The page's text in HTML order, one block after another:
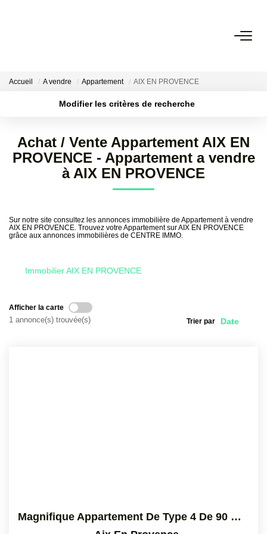
ESTIMATION
NOS AGENCES
CONTACT
Accueil A vendre Appartement AIX EN PROVENCE
Modifier les critères de recherche
Type de bien
Budget max Plus de critères
Achat / Vente Appartement AIX EN
PROVENCE - Appartement a vendre
à AIX EN PROVENCE
Sur notre site consultez les annonces immobilière de Appartement à vendre
AIX EN PROVENCE. Trouvez votre Appartement sur AIX EN PROVENCE
grâce aux annonces immobilières de CENTRE IMMO.
Immobilier AIX EN PROVENCE
Afficher la carte
1 annonce(s) trouvée(s) Trier par
Magnifique Appartement De Type 4 De 90 M2 Environ